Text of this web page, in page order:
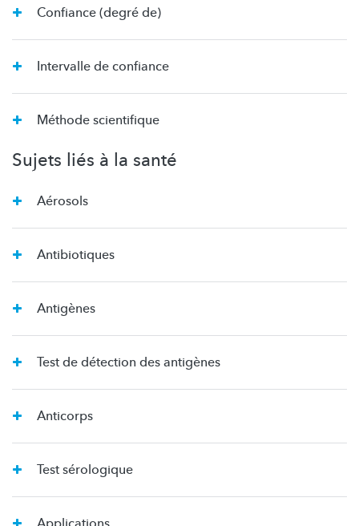
Confiance (degré de)
Intervalle de confiance
Méthode scientifique
Sujets liés à la santé
Aérosols
Antibiotiques
Antigènes
Test de détection des antigènes
Anticorps
Test sérologique